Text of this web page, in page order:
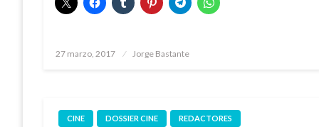
Publicado
27 marzo, 2017 Jorge Bastante
CINE DOSSIER CINE REDACTORES